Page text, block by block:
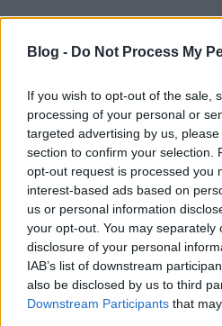
Blog - Do Not Process My
If you wish to opt-out of the sale,
processing of your personal or
targeted advertising by us,
section to confirm your selection.
opt-out request is processed you
interest-based ads based on
us or personal information
your opt-out. You may separately
disclosure of your personal
IAB’s list of downstream
also be disclosed by us to third
Downstream Participants that
önsúlya 1390 kg.
annak az önsúlya minimum
között reláció, csak rokoni
vagy utánfutó több is - nem,
autónepperkednek).
Namost a szabályzat az úgy
személygépkocsival a
vontatható tömeg az
HA ráfutófékes a
hogy az. Ha ezt túlléped,
(tehát a kellő B+E), akkor is
büntethetnek a rend éber